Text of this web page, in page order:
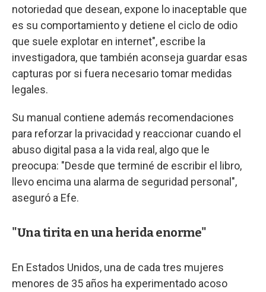
notoriedad que desean, expone lo inaceptable que
es su comportamiento y detiene el ciclo de odio
que suele explotar en internet", escribe la
investigadora, que también aconseja guardar esas
capturas por si fuera necesario tomar medidas
legales.
Su manual contiene además recomendaciones
para reforzar la privacidad y reaccionar cuando el
abuso digital pasa a la vida real, algo que le
preocupa: "Desde que terminé de escribir el libro,
llevo encima una alarma de seguridad personal",
aseguró a Efe.
"Una tirita en una herida enorme"
En Estados Unidos, una de cada tres mujeres
menores de 35 años ha experimentado acoso